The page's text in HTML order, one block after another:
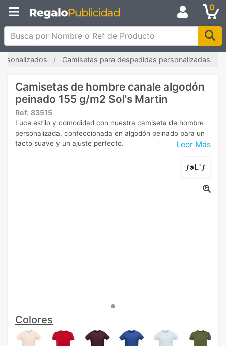
0
Busca por Nombre o Ref de Producto
Camisetas para despedidas personalizadas
Camisetas de hombre canale algodón
peinado 155 g/m2 Sol's Martin
Ref: 83515
Leer Más
Luce estilo y comodidad con nuestra camiseta de hombre
personalizada, confeccionada en algodón peinado para un
tacto suave y un ajuste perfecto.
Colores